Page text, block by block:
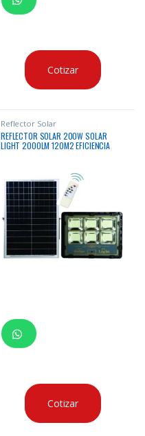
Cotizar
Reflector Solar
REFLECTOR SOLAR 200W SOLAR
LIGHT 2000LM 120M2 EFICIENCIA
Cotizar